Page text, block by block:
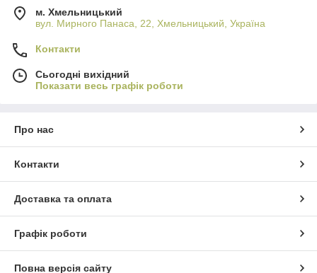
м. Хмельницький
вул. Мирного Панаса, 22, Хмельницький, Україна
Контакти
Сьогодні вихідний
Показати весь графік роботи
Про нас
Контакти
Доставка та оплата
Графік роботи
Повна версія сайту